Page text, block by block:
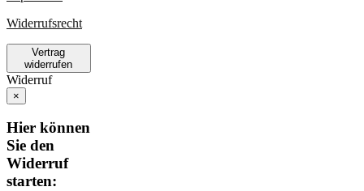
Widerrufsrecht
Vertrag
widerrufen
Widerruf
×
Hier können
Sie den
Widerruf
starten: